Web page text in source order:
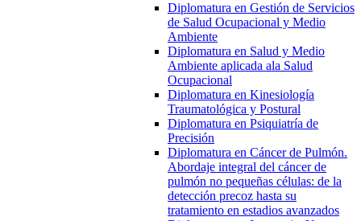
Diplomatura en Gestión de Servicios
de Salud Ocupacional y Medio
Ambiente
Diplomatura en Salud y Medio
Ambiente aplicada ala Salud
Ocupacional
Diplomatura en Kinesiología
Traumatológica y Postural
Diplomatura en Psiquiatría de
Precisión
Diplomatura en Cáncer de Pulmón.
Abordaje integral del cáncer de
pulmón no pequeñas células: de la
detección precoz hasta su
tratamiento en estadios avanzados